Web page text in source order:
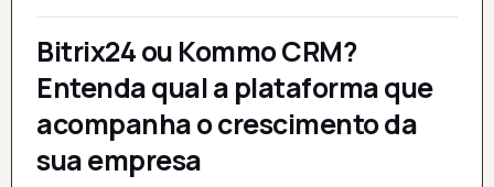
Bitrix24 ou Kommo CRM?
Entenda qual a plataforma que
acompanha o crescimento da
sua empresa